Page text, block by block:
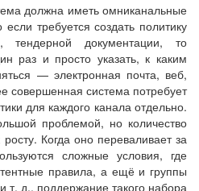
должна иметь омниканальные
требуется создать политику
тендерной документации, то
раз и просто указать, к каким
— электронная почта, веб,
совершенная система потребует
для каждого канала отдельно.
проблемой, но количество
Когда оно переваливает за
сложные условия, где
правила, а ещё и группы
т. д., поддержание такого набора